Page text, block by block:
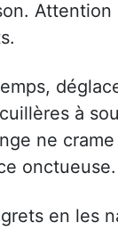
à
ne
onctueuse.
en les